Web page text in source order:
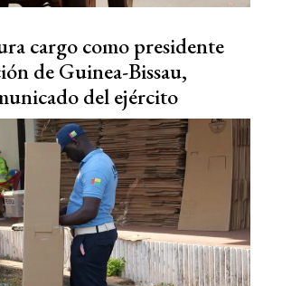
cargo como presidente
de Guinea-Bissau,
del ejército